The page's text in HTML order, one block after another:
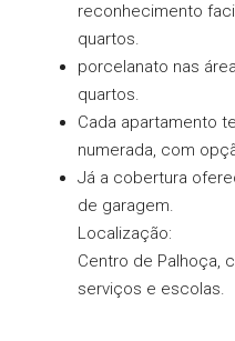
reconhecimento
quartos.
porcelanato nas
quartos.
Cada apartamento
numerada, com
Já a cobertura
de garagem.
Localização:
Centro de Palhoça,
serviços e escolas.